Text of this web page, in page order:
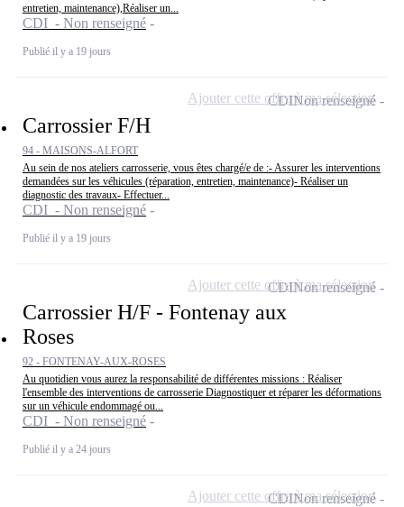
entretien, maintenance),Réaliser un...
CDI - Non renseigné
Publié il y a 19 jours
Carrossier F/H
94 - MAISONS-ALFORT
Au sein de nos ateliers carrosserie, vous êtes chargé/e de :- Assurer les interventions
demandées sur les véhicules (réparation, entretien, maintenance)- Réaliser un
diagnostic des travaux- Effectuer...
CDI - Non renseigné
Publié il y a 19 jours
CDINon renseigné
Ajouter cette offre à ma sélection
Carrossier H/F - Fontenay aux
Roses
92 - FONTENAY-AUX-ROSES
Au quotidien vous aurez la responsabilité de différentes missions : Réaliser
l'ensemble des interventions de carrosserie Diagnostiquer et réparer les déformations
sur un véhicule endommagé ou...
CDI - Non renseigné
Publié il y a 24 jours
CDINon renseigné
Ajouter cette offre à ma sélection
CDINon renseigné
Ajouter cette offre à ma sélection